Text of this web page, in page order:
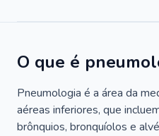
O que é
Pneumologia é a área da
aéreas inferiores, que
brônquios, bronquíolos e